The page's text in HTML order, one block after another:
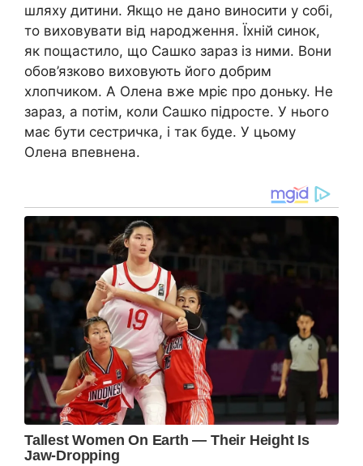
шляху дитини. Якщо не дано виносити у собі,
то виховувати від народження. Їхній синок,
як пощастило, що Сашко зараз із ними. Вони
обов’язково виховують його добрим
хлопчиком. А Олена вже мріє про доньку. Не
зараз, а потім, коли Сашко підросте. У нього
має бути сестричка, і так буде. У цьому
Олена впевнена.